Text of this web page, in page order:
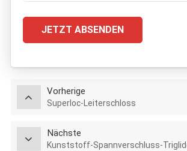
JETZT ABSENDEN
Vorherige
Superloc-Leiterschloss
Nächste
Kunststoff-Spannverschluss-